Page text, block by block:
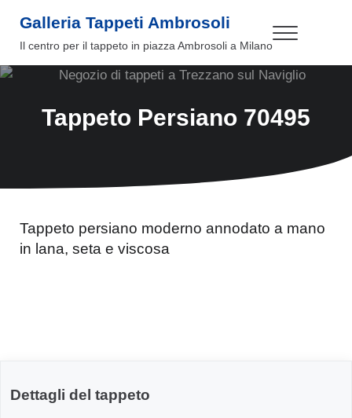
Galleria Tappeti Ambrosoli
Il centro per il tappeto in piazza Ambrosoli a Milano Menu
Tappeto Persiano 70495
Tappeto persiano moderno annodato a mano
in lana, seta e viscosa
Dettagli del tappeto